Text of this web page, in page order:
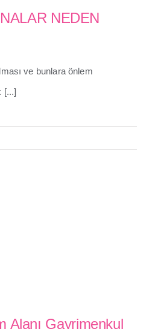
NEDEN
ve bunlara önlem
[...]
Alanı Gayrimenkul